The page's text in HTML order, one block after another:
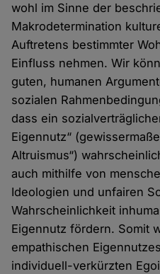
wohl im Sinne der
Makrodetermination
Auftretens bestimmter
Einfluss nehmen. Wir
guten, humanen
sozialen
dass ein
Eigennutz“
Altruismus“)
auch mithilfe von
Ideologien und unfairen
Wahrscheinlichkeit
Eigennutz fördern. Somit
empathischen
individuell-verkürzten